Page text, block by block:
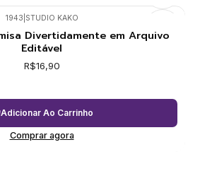
1943 STUDIO KAKO
Divertidamente em Arquivo
Editável
R$16,90
Adicionar Ao Carrinho
Comprar agora